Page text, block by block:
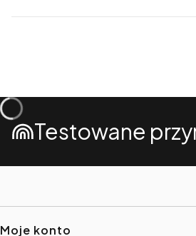
Testowane
Linki w stopce
Moje konto